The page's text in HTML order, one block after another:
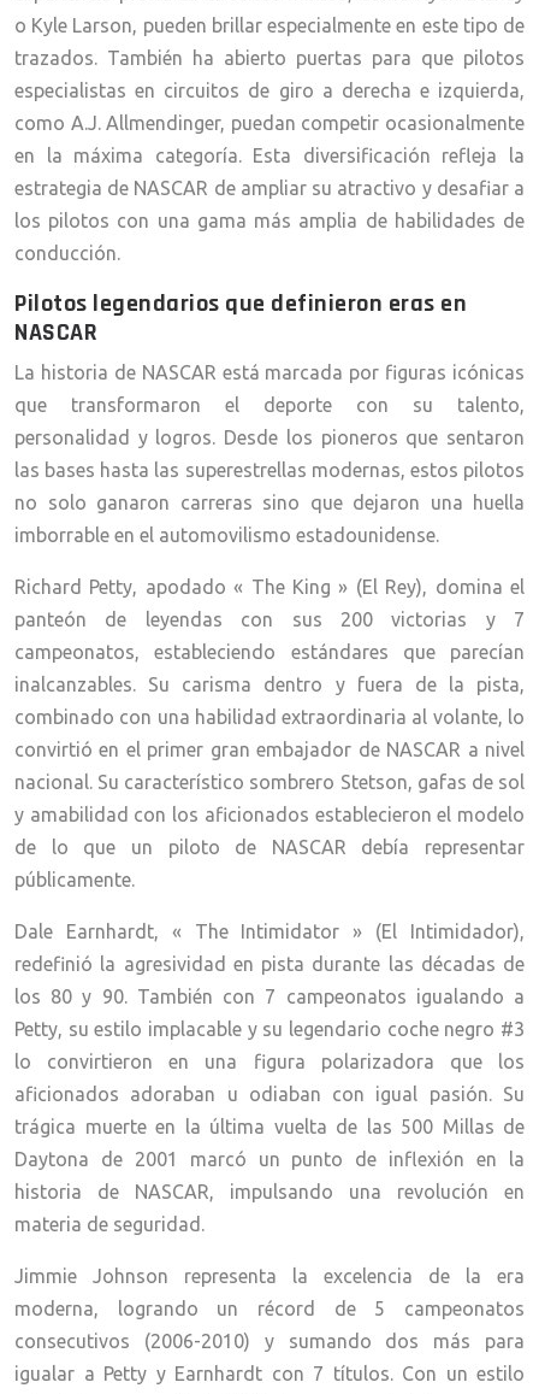
o Kyle Larson, pueden brillar especialmente en este tipo de
trazados. También ha abierto puertas para que pilotos
especialistas en circuitos de giro a derecha e izquierda,
como A.J. Allmendinger, puedan competir ocasionalmente
en la máxima categoría. Esta diversificación refleja la
estrategia de NASCAR de ampliar su atractivo y desafiar a
los pilotos con una gama más amplia de habilidades de
conducción.
Pilotos legendarios que definieron eras en
NASCAR
La historia de NASCAR está marcada por figuras icónicas
que transformaron el deporte con su talento,
personalidad y logros. Desde los pioneros que sentaron
las bases hasta las superestrellas modernas, estos pilotos
no solo ganaron carreras sino que dejaron una huella
imborrable en el automovilismo estadounidense.
Richard Petty, apodado « The King » (El Rey), domina el
panteón de leyendas con sus 200 victorias y 7
campeonatos, estableciendo estándares que parecían
inalcanzables. Su carisma dentro y fuera de la pista,
combinado con una habilidad extraordinaria al volante, lo
convirtió en el primer gran embajador de NASCAR a nivel
nacional. Su característico sombrero Stetson, gafas de sol
y amabilidad con los aficionados establecieron el modelo
de lo que un piloto de NASCAR debía representar
públicamente.
Dale Earnhardt, « The Intimidator » (El Intimidador),
redefinió la agresividad en pista durante las décadas de
los 80 y 90. También con 7 campeonatos igualando a
Petty, su estilo implacable y su legendario coche negro #3
lo convirtieron en una figura polarizadora que los
aficionados adoraban u odiaban con igual pasión. Su
trágica muerte en la última vuelta de las 500 Millas de
Daytona de 2001 marcó un punto de inflexión en la
historia de NASCAR, impulsando una revolución en
materia de seguridad.
Jimmie Johnson representa la excelencia de la era
moderna, logrando un récord de 5 campeonatos
consecutivos (2006-2010) y sumando dos más para
igualar a Petty y Earnhardt con 7 títulos. Con un estilo